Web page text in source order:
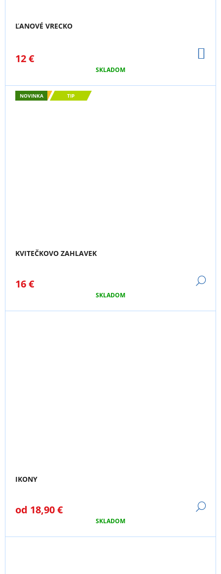
ĽANOVÉ VRECKO
12 €
SKLADOM
NOVINKA TIP
KVITEČKOVO ZAHLAVEK
16 €
SKLADOM
IKONY
od 18,90 €
SKLADOM